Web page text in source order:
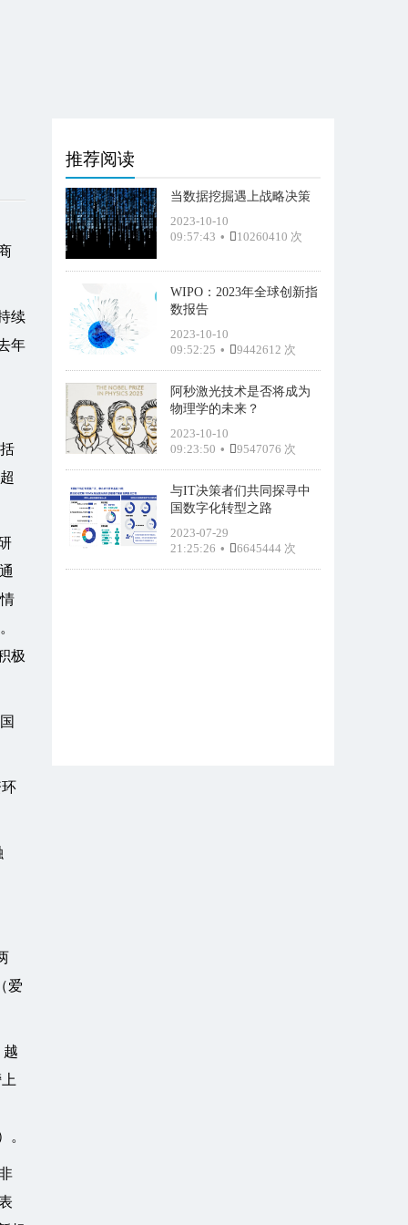
续
年
极
爱
越
。
推荐阅读
当数据挖掘遇上战略决策
2023-10-10
09:57:43 • 10260410 次
WIPO：2023年全球创新指
数报告
2023-10-10
09:52:25 • 9442612 次
阿秒激光技术是否将成为
物理学的未来？
2023-10-10
09:23:50 • 9547076 次
与IT决策者们共同探寻中
国数字化转型之路
2023-07-29
21:25:26 • 6645444 次